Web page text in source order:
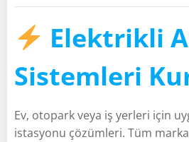
Elektrikli
Sistemleri
Ev, otopark veya iş yerleri için
istasyonu çözümleri. Tüm